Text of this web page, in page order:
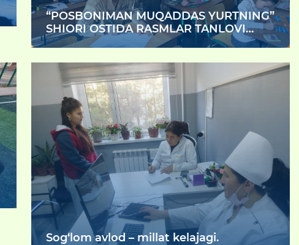
“POSBONIMAN MUQADDAS YURTNING”
SHIORI OSTIDA RASMLAR TANLOVI
O‘TKAZILDI
Sog‘lom avlod – millat kelajagi.